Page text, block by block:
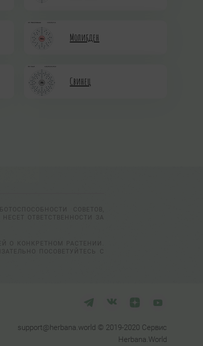
Молибден
Свинец
СОВЕТОВ,
ОТВЕТСТВЕННОСТИ ЗА
О КОНКРЕТНОМ РАСТЕНИИ.
ПОСОВЕТУЙТЕСЬ С
support@herbana.world © 2019-2020 Сервис
Herbana.World